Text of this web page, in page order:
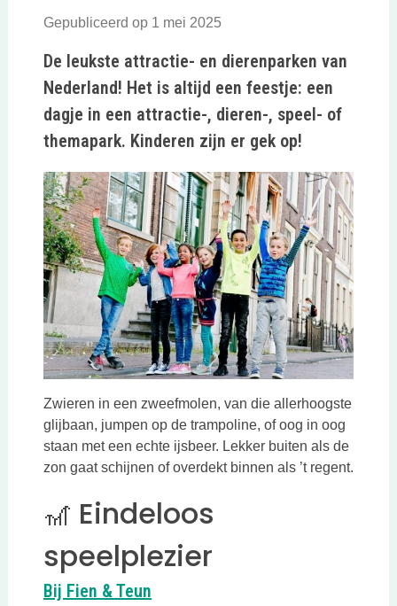
Gepubliceerd op 1 mei 2025
De leukste attractie- en dierenparken van
Nederland! Het is altijd een feestje: een
dagje in een attractie-, dieren-, speel- of
themapark. Kinderen zijn er gek op!
Zwieren in een zweefmolen, van die allerhoogste
glijbaan, jumpen op de trampoline, of oog in oog
staan met een echte ijsbeer. Lekker buiten als de
zon gaat schijnen of overdekt binnen als ’t regent.
🎢 Eindeloos
speelplezier
Bij Fien & TeunDeze link opent in een nieuwe tab